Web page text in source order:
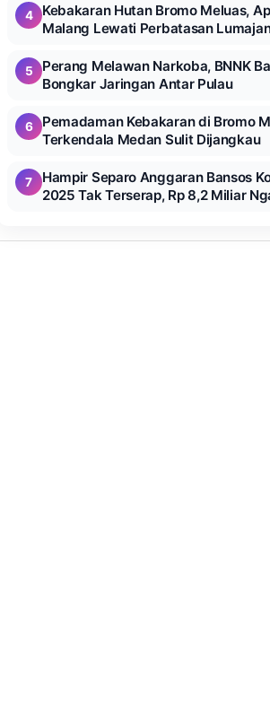
4
Kebakaran Hutan Bromo Meluas,
Malang Lewati Perbatasan
5
Perang Melawan Narkoba, BNNK
Bongkar Jaringan Antar Pulau
6
Pemadaman Kebakaran di Bromo
Terkendala Medan Sulit Dijangkau
7
Hampir Separo Anggaran Bansos
2025 Tak Terserap, Rp 8,2 Miliar